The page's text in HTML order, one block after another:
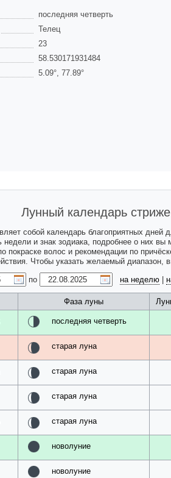
последняя четверть
Телец
23
58.530171931484
5.09°, 77.89°
Лунный календарь
собой календарь благоприятных
и знак зодиака, подробнее о них вы
покраске волос и рекомендации по
Чтобы указать желаемый
по на неделю
Фаза луны
последняя четверть
старая луна
старая луна
старая луна
старая луна
новолуние
новолуние